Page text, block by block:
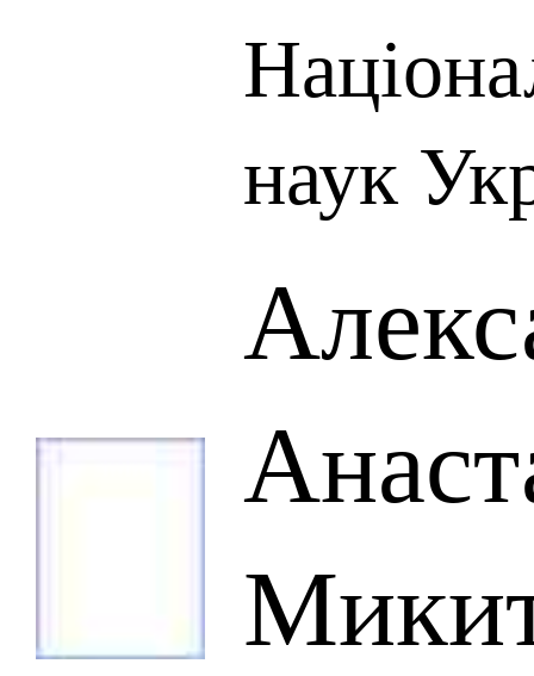
наук